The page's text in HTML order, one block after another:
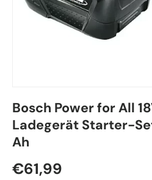
Bosch Power for All
Ladegerät Starter-Set
Ah
€61,99